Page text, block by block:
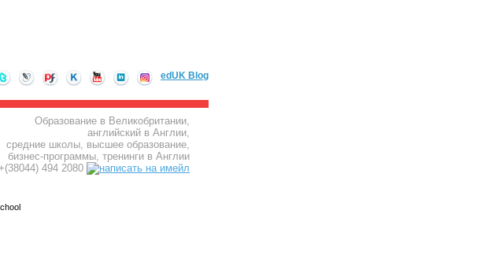
edUK Blog
Образование в Великобритании,
английский в Англии,
средние школы, высшее образование,
бизнес-программы, тренинги в Англии
494 2080